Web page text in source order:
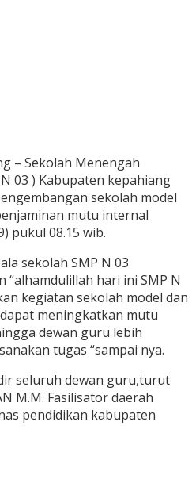
– Sekolah Menengah
03 ) Kabupaten kepahiang
sekolah model
mutu internal
pukul 08.15 wib.
sekolah SMP N 03
“alhamdulillah hari ini SMP N
kegiatan sekolah model dan
meningkatkan mutu
dewan guru lebih
tugas “sampai nya.
seluruh dewan guru,turut
M.M. Fasilisator daerah
pendidikan kabupaten